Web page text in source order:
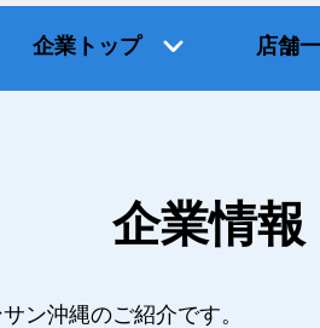
企業トップ 店舗
企業情報
ン沖縄のご紹介です。